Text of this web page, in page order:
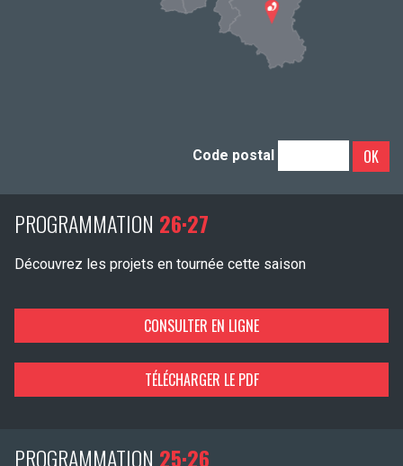
Code postal OK
PROGRAMMATION 26·27
Découvrez les projets en tournée cette saison
CONSULTER EN LIGNE
TÉLÉCHARGER LE PDF
PROGRAMMATION 25·26